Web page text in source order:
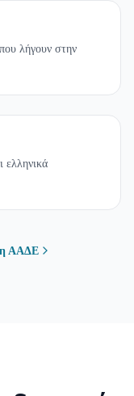
λήγουν στην
ελληνικά
ΑΑΔΕ